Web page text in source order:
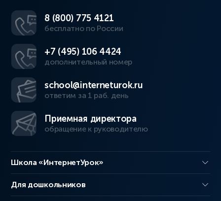
8 (800) 775 4121
бесплатно по России
+7 (495) 106 4424
дополнительный номер
school@interneturok.ru
ответим за 1 раб. день
Приемная директора
обращение к руководителю
Школа «ИнтернетУрок»
Для дошкольников